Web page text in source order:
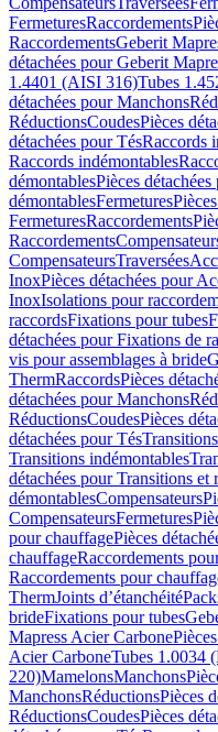
FermeturesRaccordements
RaccordementsGeberit
détachées pour Geberit
1.4401 (AISI 316)Tubes
détachées pour Manchons
RéductionsCoudesPièces
détachées pour TésRaccords
Raccords indémontables
démontablesPièces
démontablesFermetures
FermeturesRaccordements
Raccordements
CompensateursTraversées
InoxPièces détachées pour
InoxIsolations pour
raccordsFixations pour tubes
détachées pour Fixations de
vis pour assemblages à bride
ThermRaccordsPièces
détachées pour Manchons
RéductionsCoudesPièces
détachées pour Tés
Transitions indémontables
détachées pour Transitions et
démontablesCompensateurs
CompensateursFermetures
pour chauffagePièces
chauffageRaccordements
Raccordements pour
ThermJoints d’étanchéité
brideFixations pour tubes
Mapress Acier Carbone
Acier CarboneTubes 1.0034
220)MamelonsManchons
ManchonsRéductionsPièces
RéductionsCoudesPièces